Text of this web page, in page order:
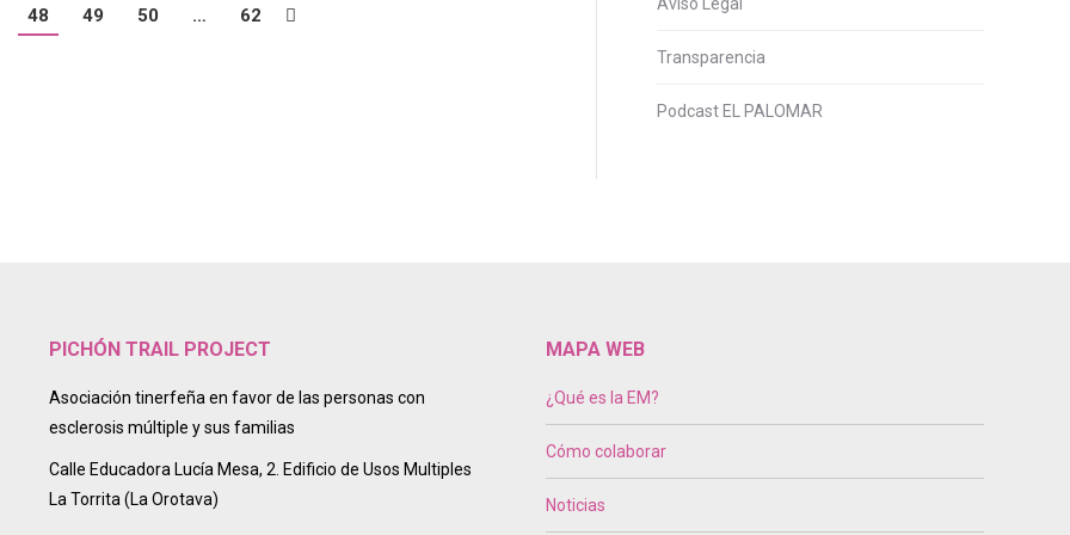
48 49 50 … 62
Transparencia
Podcast EL PALOMAR
PICHÓN TRAIL PROJECT
Asociación tinerfeña en favor de las personas con
esclerosis múltiple y sus familias
Calle Educadora Lucía Mesa, 2. Edificio de Usos Multiples
La Torrita (La Orotava)
MAPA WEB
¿Qué es la EM?
Cómo colaborar
Noticias